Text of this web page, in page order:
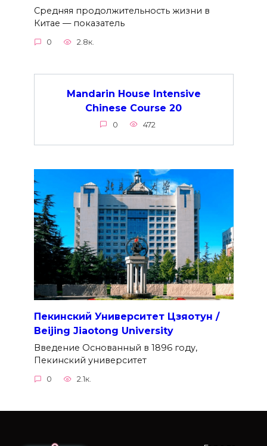
Средняя продолжительность жизни в
Китае — показатель
0 2.8к.
Mandarin House Intensive
Chinese Course 20
0 472
Пекинский Университет Цзяотун /
Beijing Jiaotong University
Введение Основанный в 1896 году,
Пекинский университет
0 2.1к.